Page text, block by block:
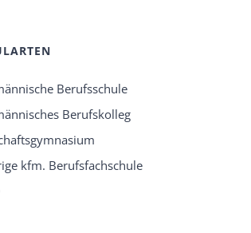
Berufsschule
Berufskolleg
kfm. Berufsfachschule